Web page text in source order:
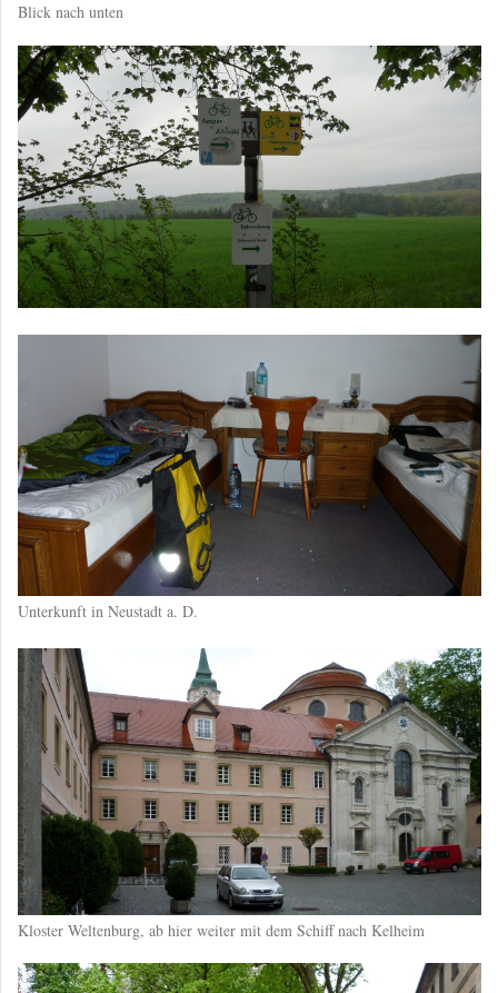
Blick nach unten
Unterkunft in Neustadt a. D.
Kloster Weltenburg, ab hier weiter mit dem Schiff nach Kelheim